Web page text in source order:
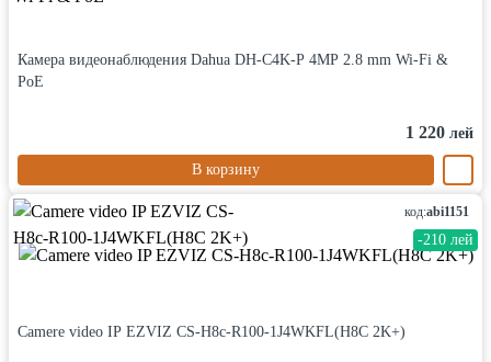
Камера видеонаблюдения Dahua DH-C4K-P 4MP 2.8 mm Wi-Fi &
PoE
1 220 лей
В корзину
код:abi1151
-210 лей
Camere video IP EZVIZ CS-H8c-R100-1J4WKFL(H8C 2K+)